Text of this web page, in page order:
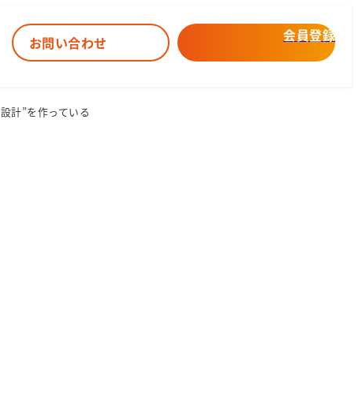
お問い合わせ 会員登録
計”を作っている